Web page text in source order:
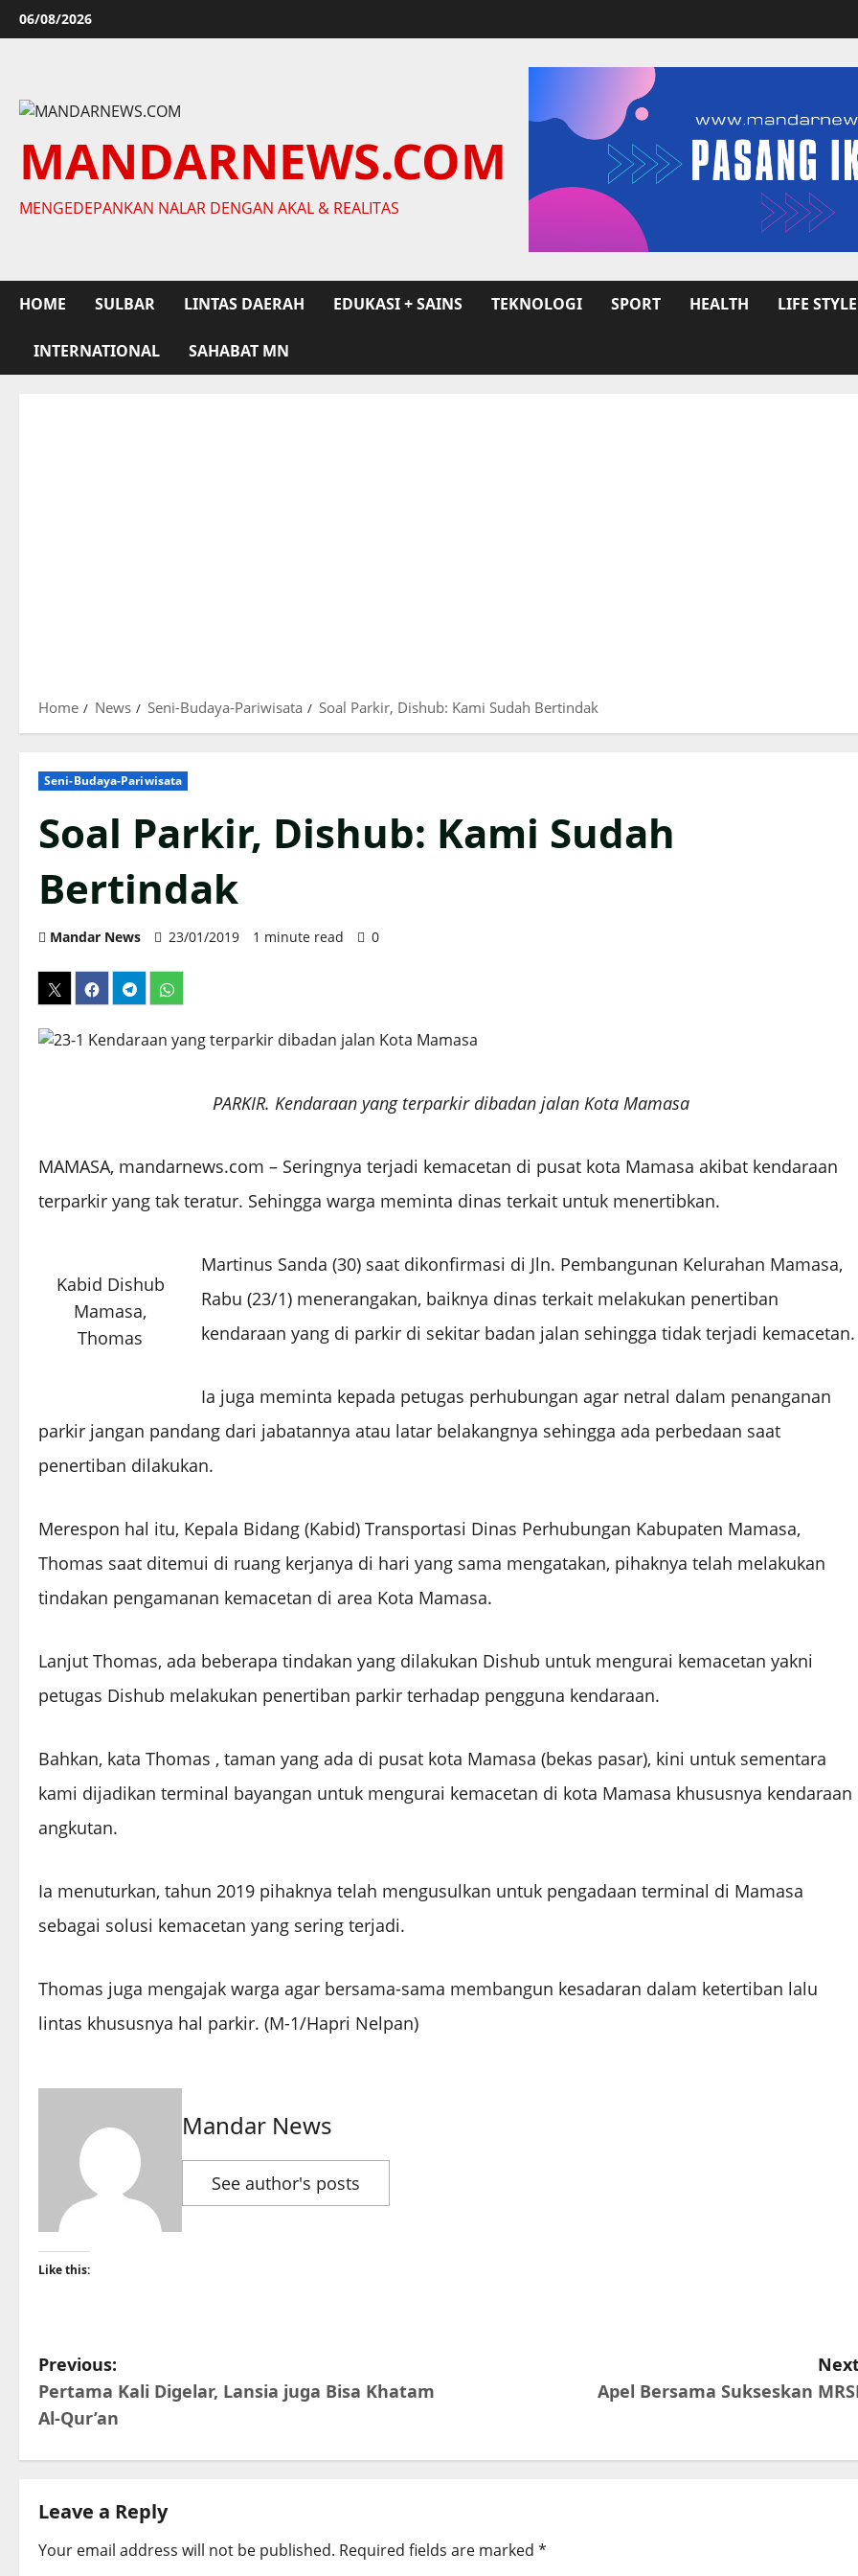
Skip
to
06/08/2026
MANDARNEWS.COM
MENGEDEPANKAN NALAR DENGAN AKAL & REALITAS
HOME SULBAR LINTAS DAERAH EDUKASI + SAINS TEKNOLOGI SPORT HEALTH LIFE STYLE
INTERNATIONAL SAHABAT MN
Home News Seni-Budaya-Pariwisata Soal Parkir, Dishub: Kami Sudah Bertindak
Seni-Budaya-Pariwisata
Soal Parkir, Dishub: Kami Sudah
Bertindak
Mandar News 23/01/2019 1 minute read 0
PARKIR. Kendaraan yang terparkir dibadan jalan Kota Mamasa
MAMASA, mandarnews.com – Seringnya terjadi kemacetan di pusat kota Mamasa akibat kendaraan
terparkir yang tak teratur. Sehingga warga meminta dinas terkait untuk menertibkan.
Kabid Dishub
Mamasa,
Thomas
Martinus Sanda (30) saat dikonfirmasi di Jln. Pembangunan Kelurahan Mamasa,
Rabu (23/1) menerangakan, baiknya dinas terkait melakukan penertiban
kendaraan yang di parkir di sekitar badan jalan sehingga tidak terjadi kemacetan.
Ia juga meminta kepada petugas perhubungan agar netral dalam penanganan
parkir jangan pandang dari jabatannya atau latar belakangnya sehingga ada perbedaan saat
penertiban dilakukan.
Merespon hal itu, Kepala Bidang (Kabid) Transportasi Dinas Perhubungan Kabupaten Mamasa,
Thomas saat ditemui di ruang kerjanya di hari yang sama mengatakan, pihaknya telah melakukan
tindakan pengamanan kemacetan di area Kota Mamasa.
Lanjut Thomas, ada beberapa tindakan yang dilakukan Dishub untuk mengurai kemacetan yakni
petugas Dishub melakukan penertiban parkir terhadap pengguna kendaraan.
Bahkan, kata Thomas , taman yang ada di pusat kota Mamasa (bekas pasar), kini untuk sementara
kami dijadikan terminal bayangan untuk mengurai kemacetan di kota Mamasa khususnya kendaraan
angkutan.
Ia menuturkan, tahun 2019 pihaknya telah mengusulkan untuk pengadaan terminal di Mamasa
sebagai solusi kemacetan yang sering terjadi.
Thomas juga mengajak warga agar bersama-sama membangun kesadaran dalam ketertiban lalu
lintas khususnya hal parkir. (M-1/Hapri Nelpan)
Mandar News
See author's posts
Like this:
P
o
s
n
Previous:
Pertama Kali Digelar, Lansia juga Bisa Khatam
Al-Qur’an
Apel Bersama Sukseskan
Leave a Reply
Your email address will not be published. Required fields are marked *